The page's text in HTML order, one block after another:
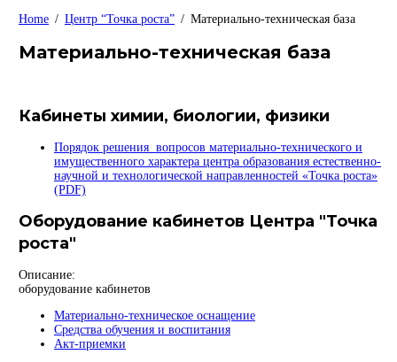
Home
Центр “Точка роста” Материально-техническая база
Материально-техническая база
Кабинеты химии, биологии, физики
Порядок решения вопросов материально-технического и
имущественного характера центра образования естественно-
научной и технологической направленностей «Точка роста»
(PDF)
Оборудование кабинетов Центра "Точка
роста"
Описание:
оборудование кабинетов
Материально-техническое оснащение
Средства обучения и воспитания
Акт-приемки